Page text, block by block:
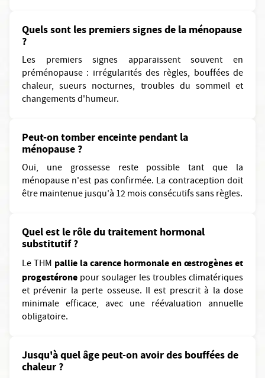
Quels sont les premiers signes de la ménopause
?
Les premiers signes apparaissent souvent en
préménopause : irrégularités des règles, bouffées de
chaleur, sueurs nocturnes, troubles du sommeil et
changements d'humeur.
Peut-on tomber enceinte pendant la
ménopause ?
Oui, une grossesse reste possible tant que la
ménopause n'est pas confirmée. La contraception doit
être maintenue jusqu'à 12 mois consécutifs sans règles.
Quel est le rôle du traitement hormonal
substitutif ?
Le THM pallie la carence hormonale en œstrogènes et
progestérone pour soulager les troubles climatériques
et prévenir la perte osseuse. Il est prescrit à la dose
minimale efficace, avec une réévaluation annuelle
obligatoire.
Jusqu'à quel âge peut-on avoir des bouffées de
chaleur ?